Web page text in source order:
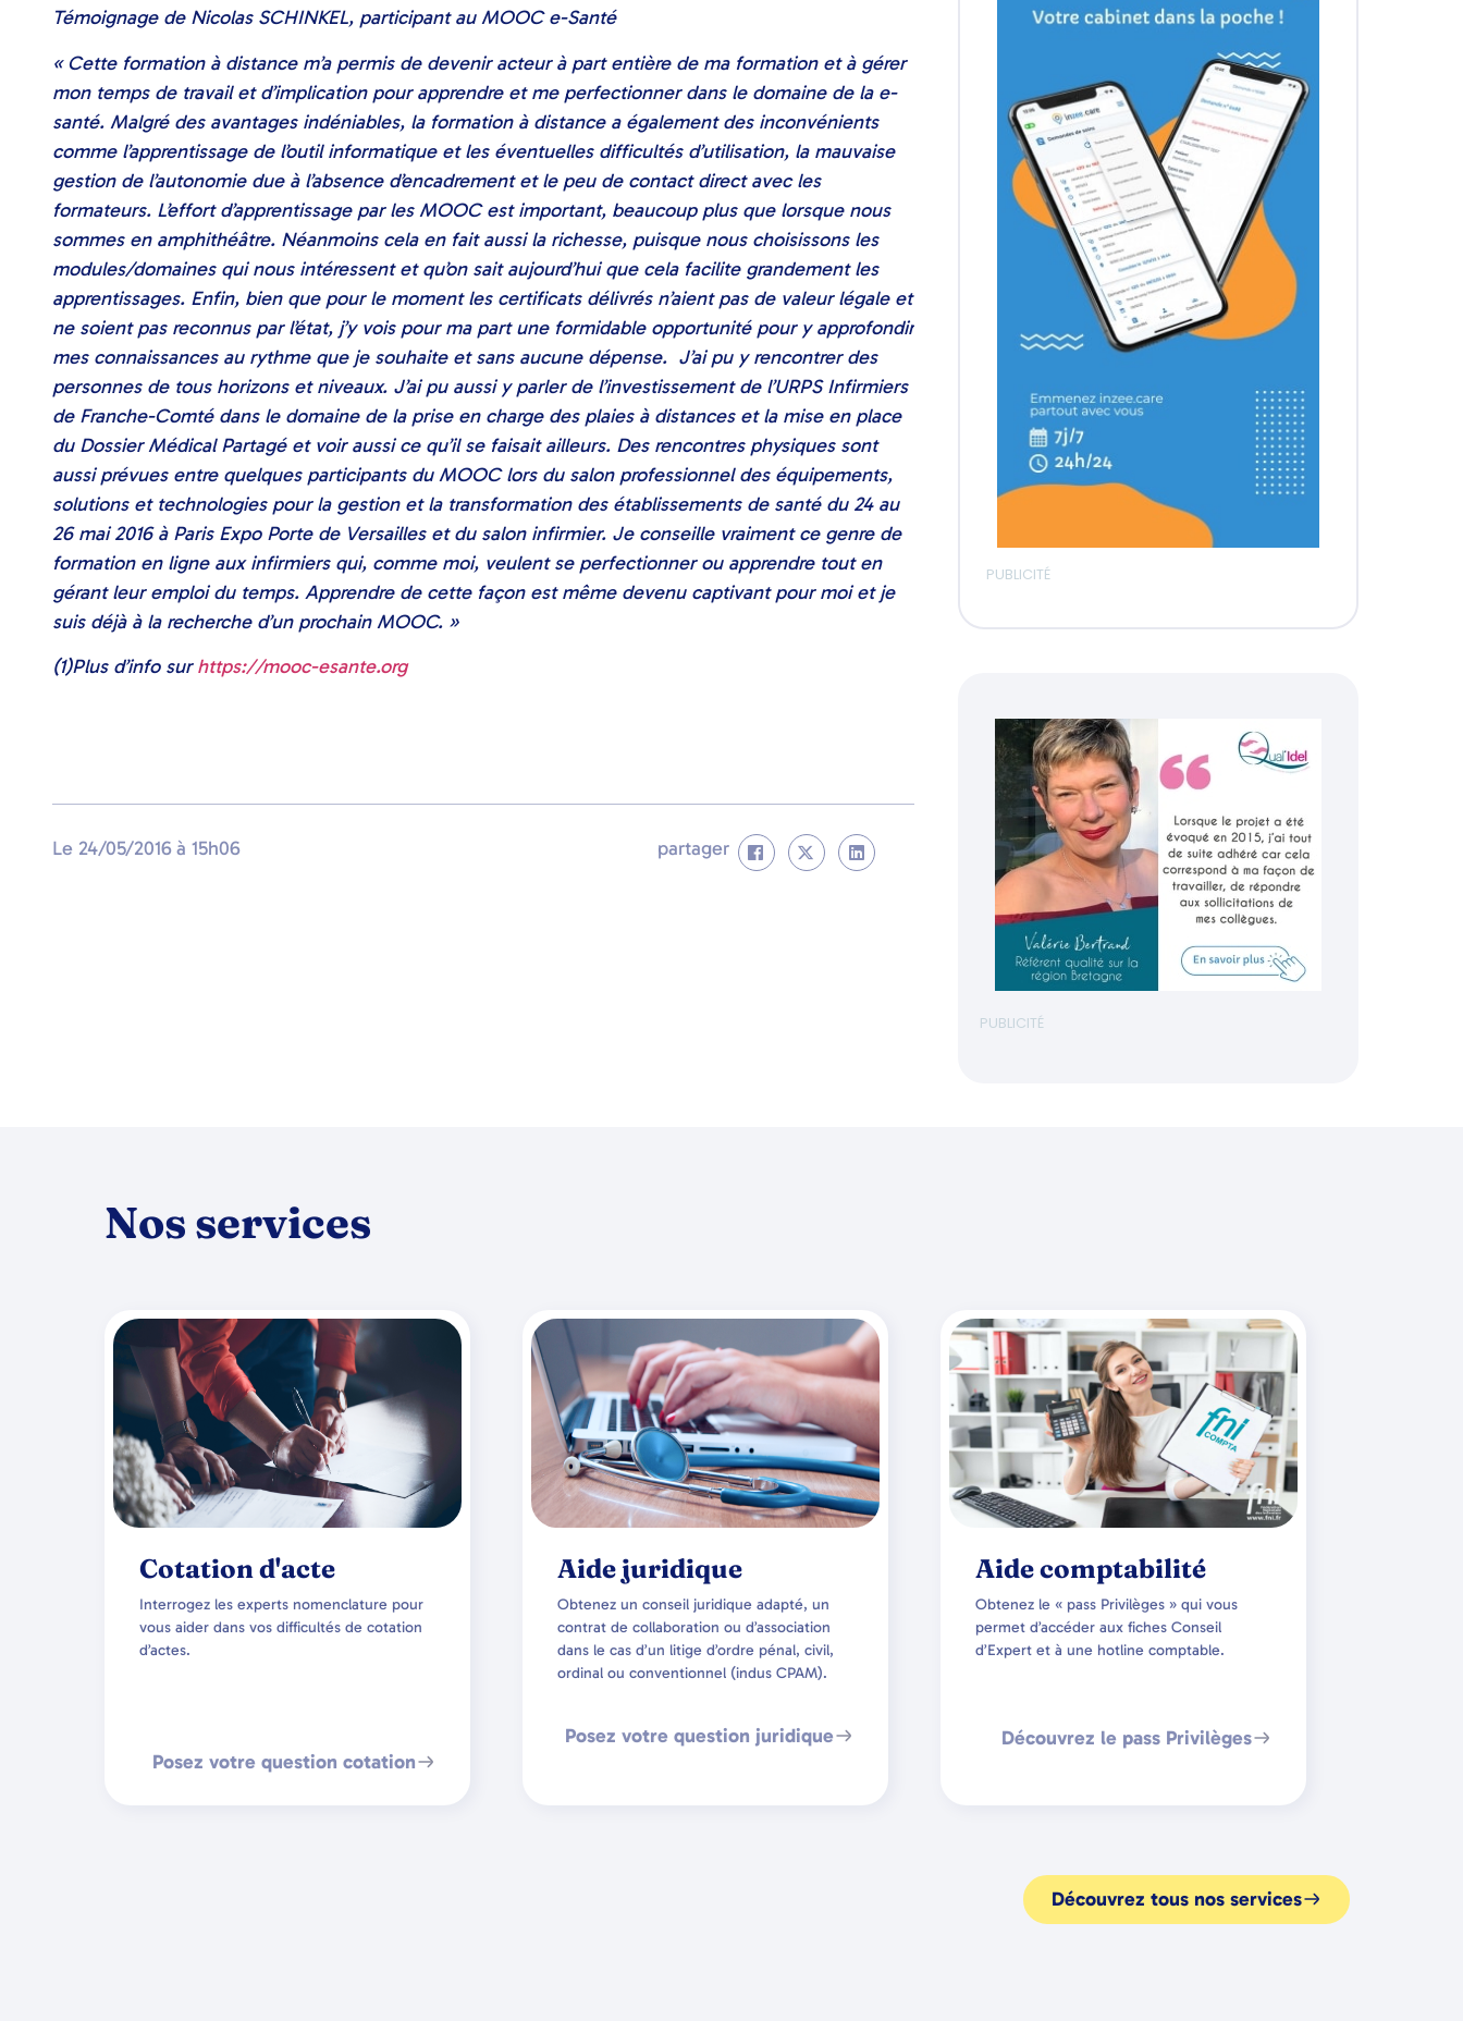
Témoignage de Nicolas SCHINKEL, participant au MOOC e-Santé
« Cette formation à distance m’a permis de devenir acteur à part entière de ma formation et à gérer
mon temps de travail et d’implication pour apprendre et me perfectionner dans le domaine de la e-
santé. Malgré des avantages indéniables, la formation à distance a également des inconvénients
comme l’apprentissage de l’outil informatique et les éventuelles difficultés d’utilisation, la mauvaise
gestion de l’autonomie due à l’absence d’encadrement et le peu de contact direct avec les
formateurs. L’effort d’apprentissage par les MOOC est important, beaucoup plus que lorsque nous
sommes en amphithéâtre. Néanmoins cela en fait aussi la richesse, puisque nous choisissons les
modules/domaines qui nous intéressent et qu’on sait aujourd’hui que cela facilite grandement les
apprentissages. Enfin, bien que pour le moment les certificats délivrés n’aient pas de valeur légale et
ne soient pas reconnus par l’état, j’y vois pour ma part une formidable opportunité pour y approfondir
mes connaissances au rythme que je souhaite et sans aucune dépense. J’ai pu y rencontrer des
personnes de tous horizons et niveaux. J’ai pu aussi y parler de l’investissement de l’URPS Infirmiers
de Franche-Comté dans le domaine de la prise en charge des plaies à distances et la mise en place
du Dossier Médical Partagé et voir aussi ce qu’il se faisait ailleurs. Des rencontres physiques sont
aussi prévues entre quelques participants du MOOC lors du salon professionnel des équipements,
solutions et technologies pour la gestion et la transformation des établissements de santé du 24 au
26 mai 2016 à Paris Expo Porte de Versailles et du salon infirmier. Je conseille vraiment ce genre de
formation en ligne aux infirmiers qui, comme moi, veulent se perfectionner ou apprendre tout en
gérant leur emploi du temps. Apprendre de cette façon est même devenu captivant pour moi et je
suis déjà à la recherche d’un prochain MOOC. »
(1)Plus d’info surhttps://mooc-esante.org
Le 24/05/2016à 15h06 partager
PUBLICITÉ
PUBLICITÉ
Nos services
Cotation d'acte
Interrogez les experts nomenclature pour
vous aider dans vos difficultés de cotation
d’actes.
Posez votre question cotation
Aide juridique
Obtenez un conseil juridique adapté, un
contrat de collaboration ou d’association
dans le cas d’un litige d’ordre pénal, civil,
ordinal ou conventionnel (indus CPAM).
Posez votre question juridique
Aide comptabilité
Obtenez le « pass Privilèges » qui vous
permet d’accéder aux fiches Conseil
d’Expert et à une hotline comptable.
Découvrez le pass Privilèges
Découvrez tous nos services